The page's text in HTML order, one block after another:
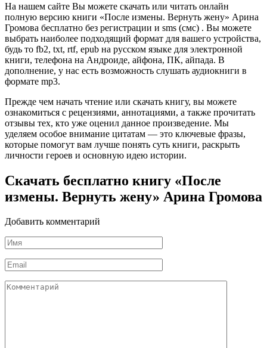
На нашем сайте Вы можете скачать или читать онлайн
полную версию книги «После измены. Вернуть жену» Арина
Громова бесплатно без регистрации и sms (смс) . Вы можете
выбрать наиболее подходящий формат для вашего устройства,
будь то fb2, txt, rtf, epub на русском языке для электронной
книги, телефона на Андроиде, айфона, ПК, айпада. В
дополнение, у нас есть возможность слушать аудиокниги в
формате mp3.
Прежде чем начать чтение или скачать книгу, вы можете
ознакомиться с рецензиями, аннотациями, а также прочитать
отзывы тех, кто уже оценил данное произведение. Мы
уделяем особое внимание цитатам — это ключевые фразы,
которые помогут вам лучше понять суть книги, раскрыть
личности героев и основную идею истории.
Скачать бесплатно книгу «После
измены. Вернуть жену» Арина Громова
Добавить комментарий
Имя
*
Email
*
Комментарий